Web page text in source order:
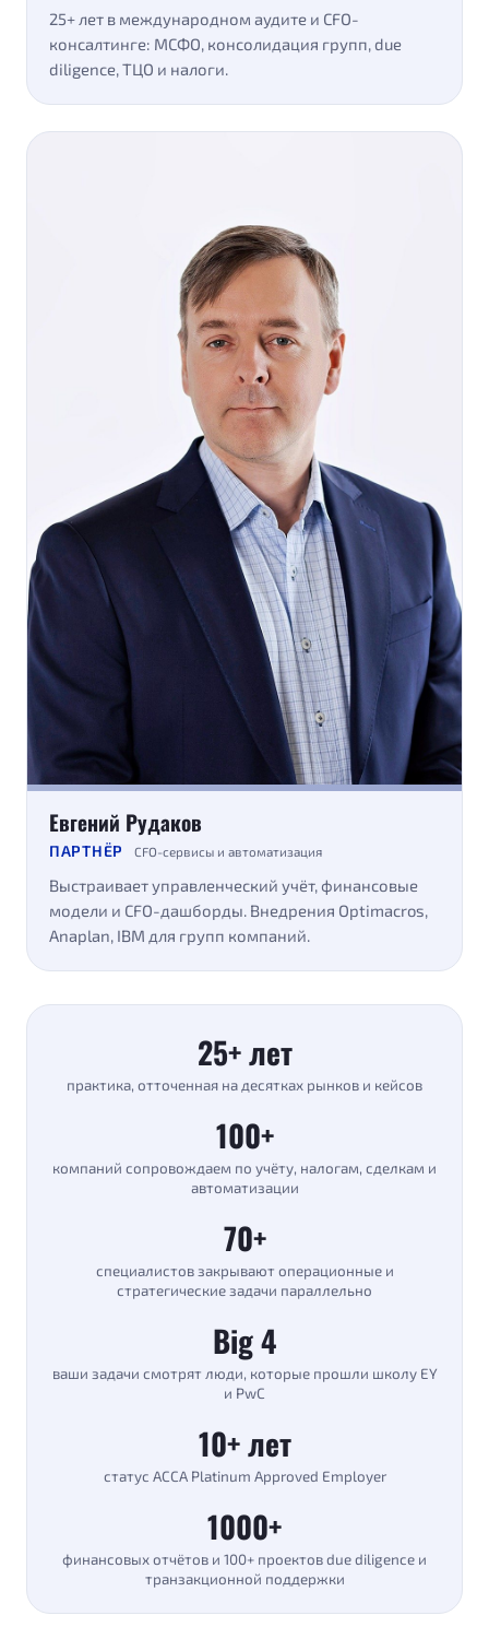
25+ лет в международном аудите и CFO-
консалтинге: МСФО, консолидация групп, due
diligence, ТЦО и налоги.
Евгений Рудаков
ПАРТНЁР CFO-сервисы и автоматизация
Выстраивает управленческий учёт, финансовые
модели и CFO-дашборды. Внедрения Optimacros,
Anaplan, IBM для групп компаний.
25+ лет
практика, отточенная на десятках рынков и кейсов
100+
компаний сопровождаем по учёту, налогам, сделкам и
автоматизации
70+
специалистов закрывают операционные и
стратегические задачи параллельно
Big 4
ваши задачи смотрят люди, которые прошли школу EY
и PwC
10+ лет
статус ACCA Platinum Approved Employer
1000+
финансовых отчётов и 100+ проектов due diligence и
транзакционной поддержки